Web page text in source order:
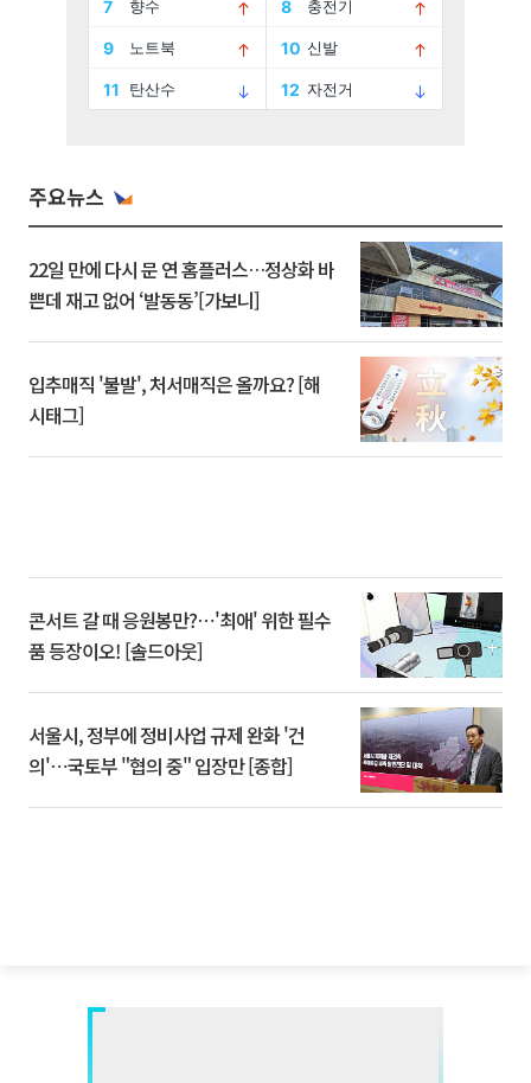
주요뉴스
22일 만에 다시 문 연 홈플러스…정상화 바
쁜데 재고 없어 ‘발동동’[가보니]
입추매직 '불발', 처서매직은 올까요? [해
시태그]
콘서트 갈 때 응원봉만?⋯'최애' 위한 필수
품 등장이오! [솔드아웃]
서울시, 정부에 정비사업 규제 완화 '건
의'⋯국토부 "협의 중" 입장만 [종합]